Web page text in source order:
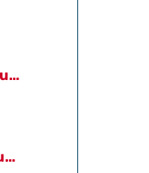
Appelle-nous
Envoie-nous un message